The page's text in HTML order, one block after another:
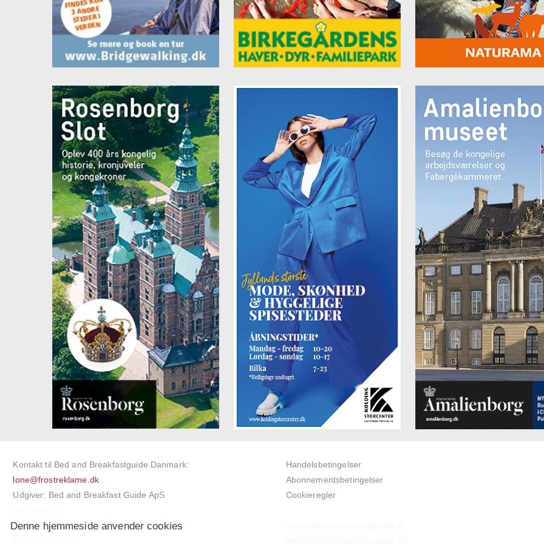
Kontakt til Bed and Breakfastguide Danmark:
lone@frostreklame.dk
Udgiver: Bed and Breakfast Guide ApS
5750 Ringe
Handelsbetingelser
Abonnementsbetingelser
Cookieregler
Denne hjemmeside anvender cookies